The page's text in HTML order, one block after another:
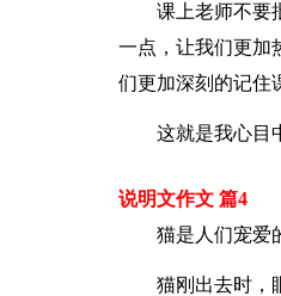
课上老师不要
一点，让我们更加
们更加深刻的记住
这就是我心目
说明文作文 篇4
猫是人们宠爱
猫刚出去时，